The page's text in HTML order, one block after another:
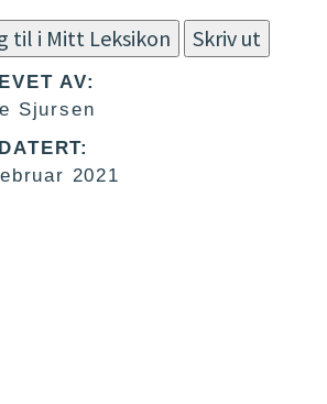
til i Mitt Leksikon Skriv ut
AV:
Sjursen
2021